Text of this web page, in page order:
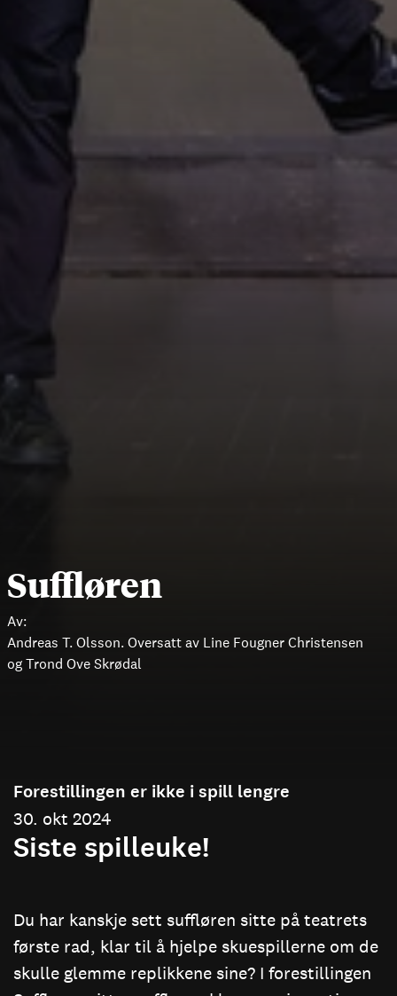
Suffløren
Av:
Andreas T. Olsson. Oversatt av Line Fougner Christensen
og Trond Ove Skrødal
Forestillingen er ikke i spill lengre
30. okt 2024
Siste spilleuke!
Du har kanskje sett suffløren sitte på teatrets
første rad, klar til å hjelpe skuespillerne om de
skulle glemme replikkene sine? I forestillingen